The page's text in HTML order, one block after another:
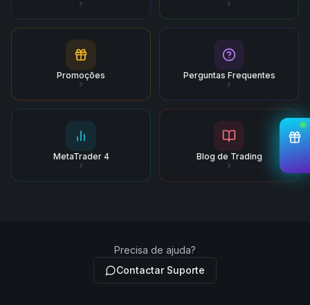
Promoções Perguntas Frequentes
MetaTrader 4 Blog de Trading
Precisa de ajuda?
Contactar Suporte